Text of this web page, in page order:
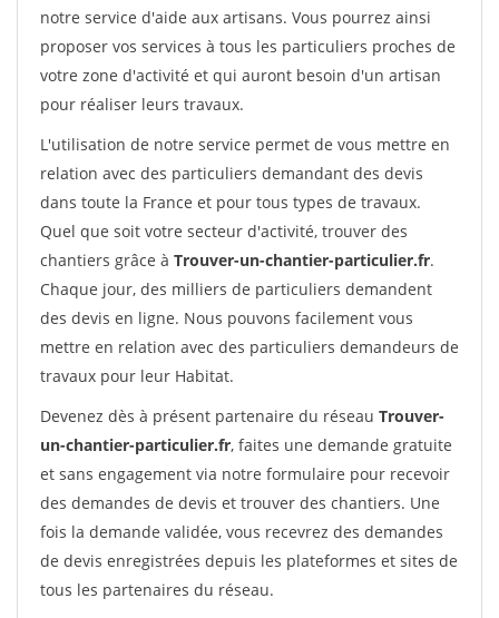
notre service d'aide aux artisans. Vous pourrez ainsi
proposer vos services à tous les particuliers proches de
votre zone d'activité et qui auront besoin d'un artisan
pour réaliser leurs travaux.
L'utilisation de notre service permet de vous mettre en
relation avec des particuliers demandant des devis
dans toute la France et pour tous types de travaux.
Quel que soit votre secteur d'activité, trouver des
chantiers grâce à Trouver-un-chantier-particulier.fr.
Chaque jour, des milliers de particuliers demandent
des devis en ligne. Nous pouvons facilement vous
mettre en relation avec des particuliers demandeurs de
travaux pour leur Habitat.
Devenez dès à présent partenaire du réseau Trouver-
un-chantier-particulier.fr, faites une demande gratuite
et sans engagement via notre formulaire pour recevoir
des demandes de devis et trouver des chantiers. Une
fois la demande validée, vous recevrez des demandes
de devis enregistrées depuis les plateformes et sites de
tous les partenaires du réseau.